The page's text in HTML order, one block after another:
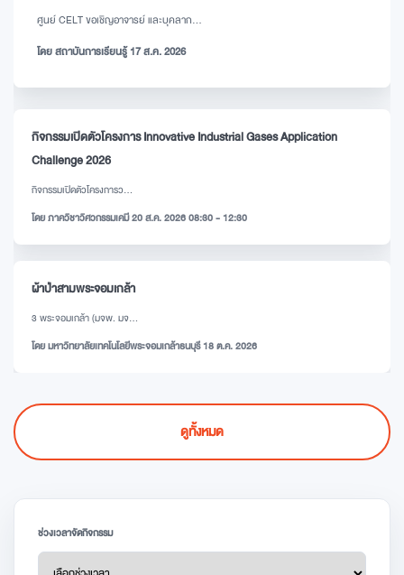
ศูนย์ CELT ขอเชิญอาจารย์ และบุคลาก...
โดย สถาบันการเรียนรู้ 17 ส.ค. 2026
กิจกรรมเปิดตัวโครงการ Innovative Industrial Gases Application
Challenge 2026
กิจกรรมเปิดตัวโครงการว...
โดย ภาควิชาวิศวกรรมเคมี 20 ส.ค. 2026 08:30 - 12:30
ผ้าป่าสามพระจอมเกล้า
3 พระจอมเกล้า (มจพ. มจ...
โดย มหาวิทยาลัยเทคโนโลยีพระจอมเกล้าธนบุรี 18 ต.ค. 2026
ดูทั้งหมด
ช่วงเวลาจัดกิจกรรม